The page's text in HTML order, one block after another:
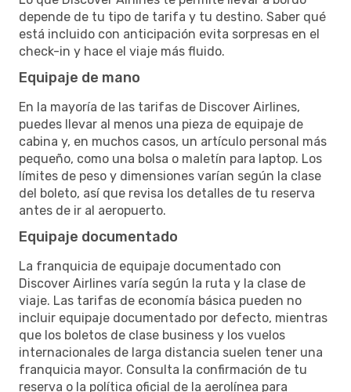
depende de tu tipo de tarifa y tu destino. Saber qué
está incluido con anticipación evita sorpresas en el
check-in y hace el viaje más fluido.
Equipaje de mano
En la mayoría de las tarifas de Discover Airlines,
puedes llevar al menos una pieza de equipaje de
cabina y, en muchos casos, un artículo personal más
pequeño, como una bolsa o maletín para laptop. Los
límites de peso y dimensiones varían según la clase
del boleto, así que revisa los detalles de tu reserva
antes de ir al aeropuerto.
Equipaje documentado
La franquicia de equipaje documentado con
Discover Airlines varía según la ruta y la clase de
viaje. Las tarifas de economía básica pueden no
incluir equipaje documentado por defecto, mientras
que los boletos de clase business y los vuelos
internacionales de larga distancia suelen tener una
franquicia mayor. Consulta la confirmación de tu
reserva o la política oficial de la aerolínea para